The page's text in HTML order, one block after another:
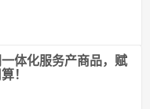
体化服务产商品，赋
！